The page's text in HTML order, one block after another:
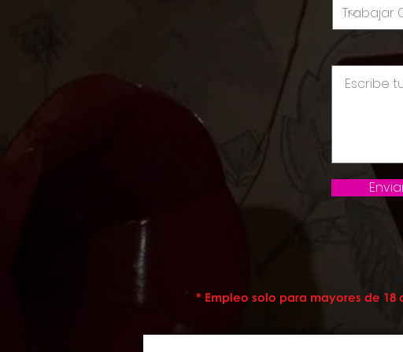
* Empleo solo para mayores de